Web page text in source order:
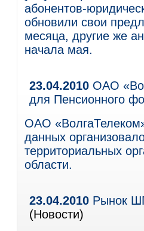
абонентов-
обновили свои
месяца, другие же
начала мая.
23.04.2010 ОАО
для Пенсионного
ОАО
данных
территориальных
области.
23.04.2010 Рынок
(Новости)